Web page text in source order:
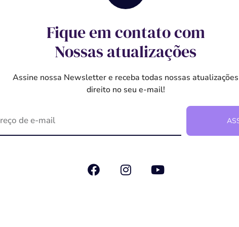
Fique em contato com
Nossas atualizações
Assine nossa Newsletter e receba todas nossas atualizações
direito no seu e-mail!